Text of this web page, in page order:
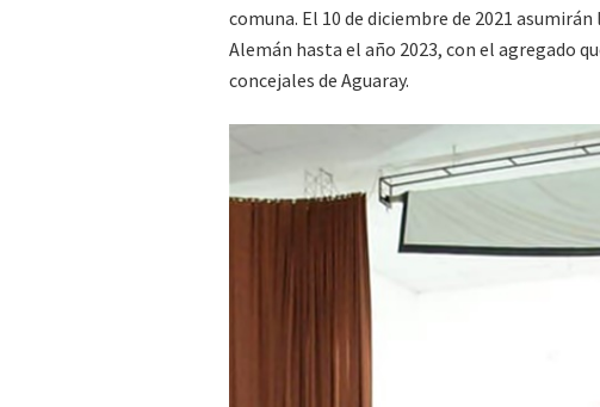
comuna. El 10 de diciembre de 2021
Alemán hasta el año 2023, con el agregado
concejales de Aguaray.